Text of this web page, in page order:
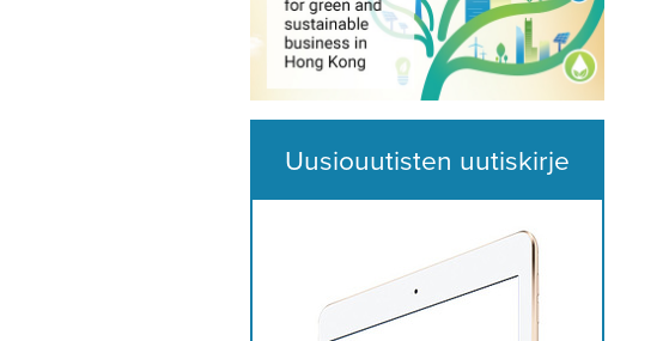
Uusiouutisten uutiskirje